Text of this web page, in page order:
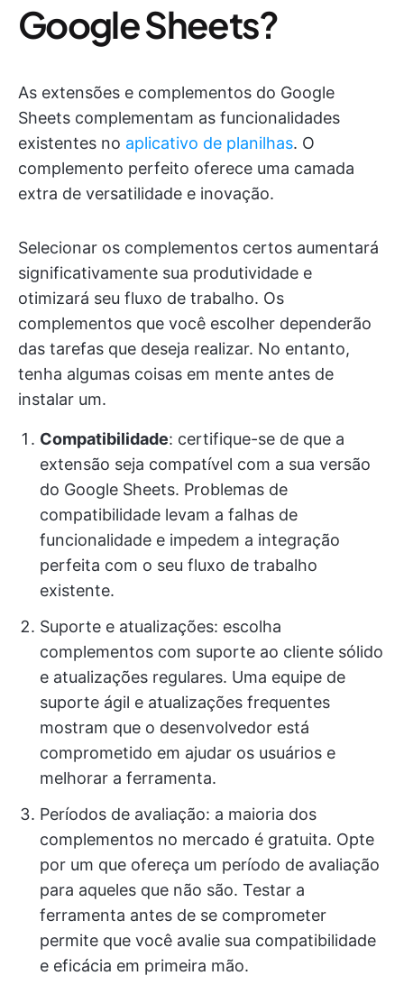
Google Sheets?
As extensões e complementos do Google
Sheets complementam as funcionalidades
existentes no aplicativo de planilhas. O
complemento perfeito oferece uma camada
extra de versatilidade e inovação.
Selecionar os complementos certos aumentará
significativamente sua produtividade e
otimizará seu fluxo de trabalho. Os
complementos que você escolher dependerão
das tarefas que deseja realizar. No entanto,
tenha algumas coisas em mente antes de
instalar um.
Compatibilidade: certifique-se de que a
extensão seja compatível com a sua versão
do Google Sheets. Problemas de
compatibilidade levam a falhas de
funcionalidade e impedem a integração
perfeita com o seu fluxo de trabalho
existente.
Suporte e atualizações: escolha
complementos com suporte ao cliente sólido
e atualizações regulares. Uma equipe de
suporte ágil e atualizações frequentes
mostram que o desenvolvedor está
comprometido em ajudar os usuários e
melhorar a ferramenta.
Períodos de avaliação: a maioria dos
complementos no mercado é gratuita. Opte
por um que ofereça um período de avaliação
para aqueles que não são. Testar a
ferramenta antes de se comprometer
permite que você avalie sua compatibilidade
e eficácia em primeira mão.